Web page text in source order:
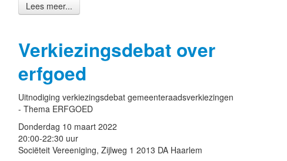
Lees meer...
Verkiezingsdebat over
erfgoed
Uitnodiging verkiezingsdebat gemeenteraadsverkiezingen
- Thema ERFGOED
Donderdag 10 maart 2022
20:00-22:30 uur
Sociëteit Vereeniging, Zijlweg 1 2013 DA Haarlem